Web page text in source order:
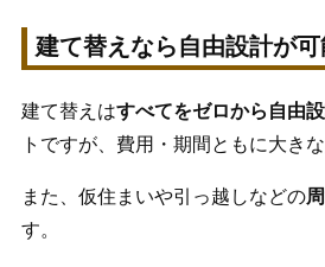
建て替えなら自由設計が
建て替えはすべてをゼロから自由
トですが、費用・期間ともに大き
また、仮住まいや引っ越しなどの
す。